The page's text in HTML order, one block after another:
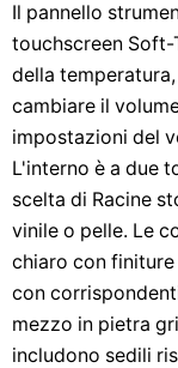
Il pannello
touchscreen
della
cambiare il
impostazioni del
L'interno è a due
scelta di Racine
vinile o pelle. Le
chiaro con
con
mezzo in pietra
includono sedili